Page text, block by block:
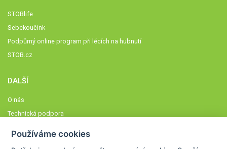
STOBlife
Sebekoučink
Podpůrný online program při lécích na hubnutí
STOB.cz
DALŠÍ
O nás
Technická podpora
Používáme cookies